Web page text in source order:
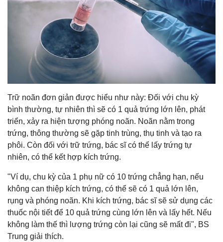
Trữ noãn đơn giản được hiểu như này: Đối với chu kỳ
bình thường, tự nhiên thì sẽ có 1 quả trứng lớn lên, phát
triển, xảy ra hiện tượng phóng noãn. Noãn nằm trong
trứng, thông thường sẽ gặp tinh trùng, thụ tinh và tạo ra
phôi. Còn đối với trữ trứng, bác sĩ có thể lấy trứng tự
nhiên, có thể kết hợp kích trứng.
"Ví dụ, chu kỳ của 1 phụ nữ có 10 trứng chẳng hạn, nếu
không can thiệp kích trứng, có thể sẽ có 1 quả lớn lên,
rụng và phóng noãn. Khi kích trứng, bác sĩ sẽ sử dụng các
thuốc nội tiết để 10 quả trứng cùng lớn lên và lấy hết. Nếu
không làm thế thì lượng trứng còn lại cũng sẽ mất đi", BS
Trung giải thích.